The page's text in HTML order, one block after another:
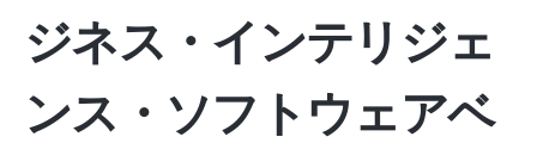
ジネス・インテリジェ
ンス・ソフトウェアベ